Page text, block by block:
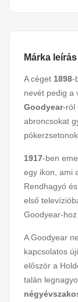
Márka leírás
A céget 1898-
nevét pedig a
Goodyear-ról
abroncsokat
1917-ben
egy ikon, ami
Rendhagyó
első
Goodyear-hoz
A Goodyear
kapcsolatos
először a
talán